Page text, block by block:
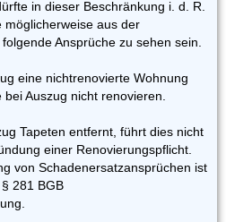
in dieser Beschränkung i. d. R.
möglicherweise aus der
Ansprüche zu sehen sein.
eine nichtrenovierte Wohnung
Auszug nicht renovieren.
Tapeten entfernt, führt dies nicht
einer Renovierungspflicht.
von Schadenersatzansprüchen ist
281 BGB